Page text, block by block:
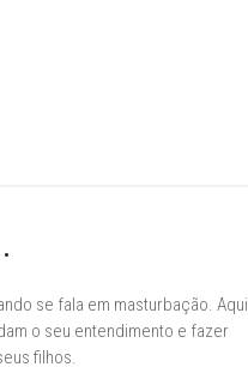
se fala em masturbação. Aqui
o seu entendimento e fazer
filhos.